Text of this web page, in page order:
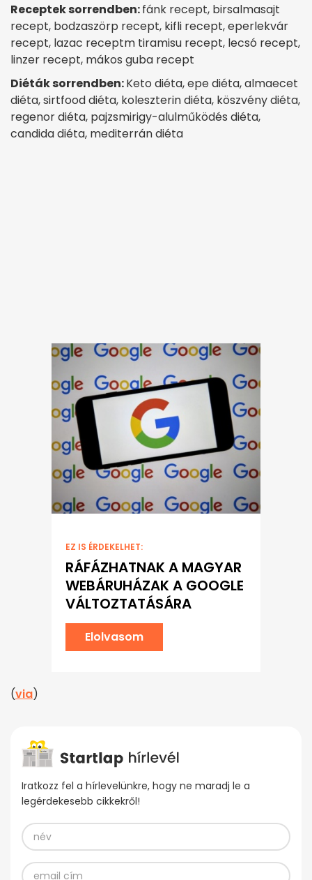
Receptek sorrendben:fánk recept, birsalmasajt
recept, bodzaszörp recept, kifli recept, eperlekvár
recept, lazac receptm tiramisu recept, lecsó recept,
linzer recept, mákos guba recept
Diéták sorrendben:Keto diéta, epe diéta, almaecet
diéta, sirtfood diéta, koleszterin diéta, köszvény diéta,
regenor diéta, pajzsmirigy-alulműködés diéta,
candida diéta, mediterrán diéta
EZ IS ÉRDEKELHET:
RÁFÁZHATNAK A MAGYAR
WEBÁRUHÁZAK A GOOGLE
VÁLTOZTATÁSÁRA
Elolvasom
(via)
Iratkozz fel a hírlevelünkre, hogy ne maradj le a
legérdekesebb cikkekről!